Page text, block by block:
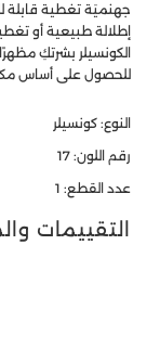
جهنميَة تغطية قابلة
إطلالة طبيعية أو
الكونسيلر بشرتكِ
للحصول على أساس
النوع: كونسيلر
رقم اللون: 17
عدد القطع: 1
التقييمات